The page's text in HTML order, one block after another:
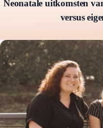
Neonatale uitkomsten
versus